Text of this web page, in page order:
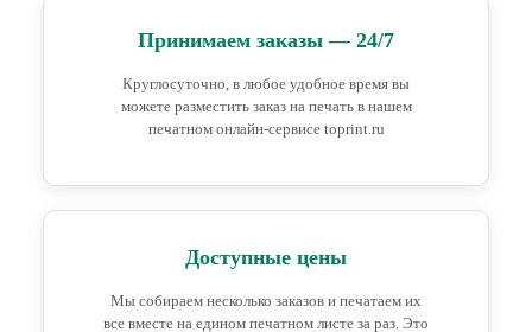
Принимаем заказы — 24/7
Круглосуточно, в любое удобное время вы
можете разместить заказ на печать в нашем
печатном онлайн-сервисе toprint.ru
Доступные цены
Мы собираем несколько заказов и печатаем их
все вместе на едином печатном листе за раз. Это